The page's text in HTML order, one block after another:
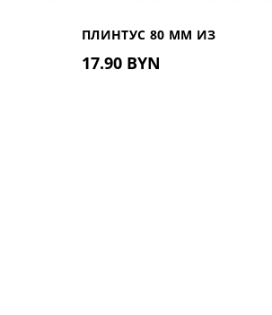
2М
ПЛИНТУС 80 ММ ИЗ
ДЮРОПОЛИМЕРА UHD 01/
17.90 BYN